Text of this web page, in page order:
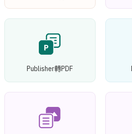
Publisher轉PDF